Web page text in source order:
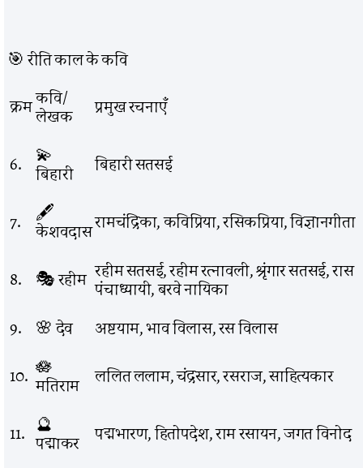
🎯 रीति काल के कवि
क्रमकवि/
लेखक प्रमुख रचनाएँ
6. 💫
बिहारी बिहारी सतसई
7. 🖋️
केशवदासरामचंद्रिका, कविप्रिया, रसिकप्रिया, विज्ञानगीता
8. 🎭 रहीम रहीम सतसई, रहीम रत्नावली, श्रृंगार सतसई, रास
पंचाध्यायी, बरवे नायिका
9. 🌸 देव
अष्टयाम, भाव विलास, रस विलास
10. 🪷
मतिराम ललित ललाम, चंद्रसार, रसराज, साहित्यकार
11. 🔮
पद्माकर पद्मभारण, हितोपदेश, राम रसायन, जगत विनोद